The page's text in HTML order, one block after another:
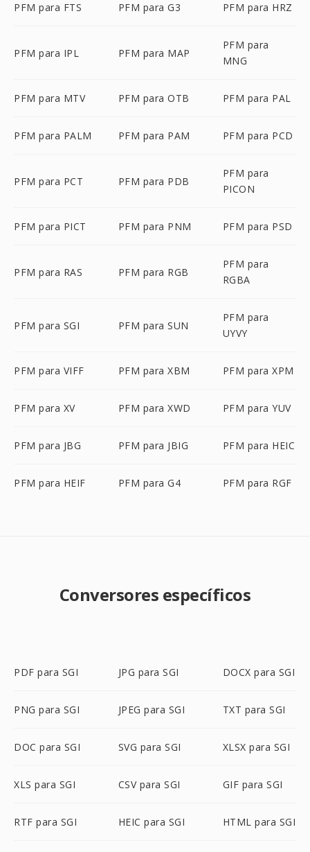
PFM para FTS PFM para G3 PFM para HRZ
PFM para IPL PFM para MAP
PFM para
MNG
PFM para MTV PFM para OTB PFM para PAL
PFM para PALM PFM para PAM PFM para PCD
PFM para PCT PFM para PDB
PFM para
PICON
PFM para PICT PFM para PNM PFM para PSD
PFM para RAS PFM para RGB
PFM para
RGBA
PFM para SGI PFM para SUN
PFM para
UYVY
PFM para VIFF PFM para XBM PFM para XPM
PFM para XV PFM para XWD PFM para YUV
PFM para JBG PFM para JBIG PFM para HEIC
PFM para HEIF PFM para G4 PFM para RGF
Conversores específicos
PDF para SGI JPG para SGI DOCX para SGI
PNG para SGI JPEG para SGI TXT para SGI
DOC para SGI SVG para SGI XLSX para SGI
XLS para SGI CSV para SGI GIF para SGI
RTF para SGI HEIC para SGI HTML para SGI